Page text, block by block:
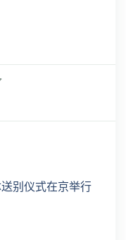
别仪式在京举行